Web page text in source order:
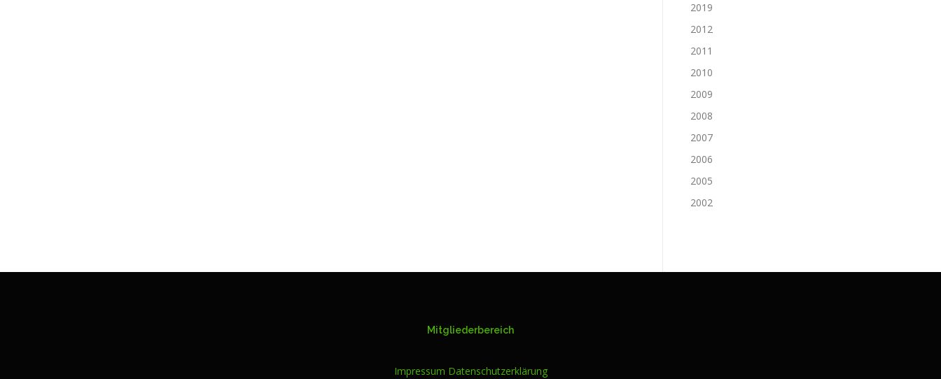
2019
2012
2011
2010
2009
2008
2007
2006
2005
2002
Mitgliederbereich
Impressum Datenschutzerklärung